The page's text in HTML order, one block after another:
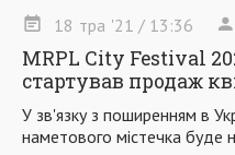
18 тра '21 / 13:36
MRPL City Festival
стартував продаж
У зв'язку з поширенням в
наметового містечка буде